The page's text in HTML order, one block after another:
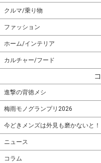
クルマ/乗り物
ファッション
ホーム/インテリア
カルチャー/フード
進撃の背徳メシ
梅雨モノグランプリ2026
今どきメンズは外見も磨かないと！
ニュース
コラム